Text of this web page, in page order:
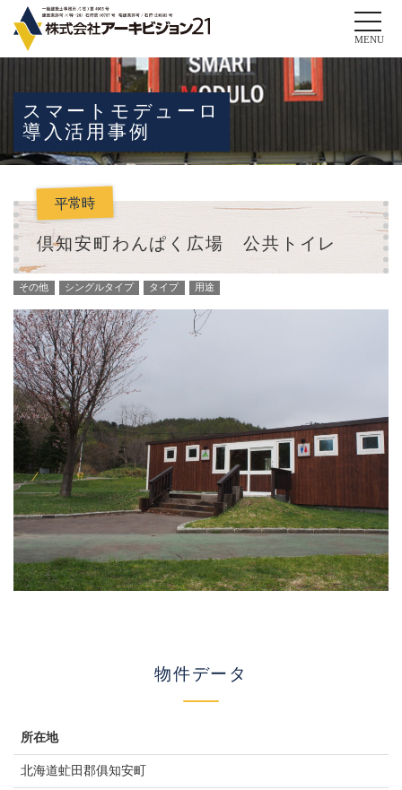
Toggle
MENU
スマートモデューロ
導入活用事例
倶知安町わんぱく広場 公共トイレ
平常時
その他 シングルタイプ タイプ 用途
物件データ
所在地
北海道虻田郡俱知安町